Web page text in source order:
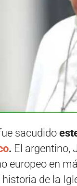
sacudido
. El argentino,
europeo en
de la